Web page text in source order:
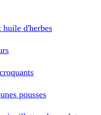
huile d'herbes
pousses